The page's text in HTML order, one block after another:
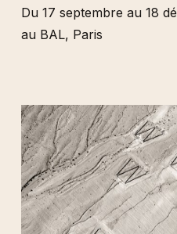
Du 17 septembre au 18
au BAL, Paris